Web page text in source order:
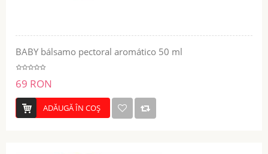
BABY bálsamo pectoral aromático 50 ml
69 RON
ADĂUGĂ ÎN COŞ